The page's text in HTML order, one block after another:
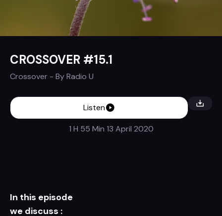
CROSSOVER #15.1
Crossover - ByRadio U
Listen
1 H 55 Min 13 April 2020
In this episode
we discuss :